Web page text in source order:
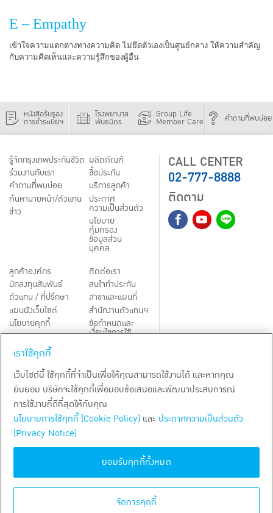
E – Empathy
เข้าใจความแตกต่างทางความคิด ไม่ยึดตัวเองเป็นศูนย์กลาง ให้ความสำคัญ
กับความคิดเห็นและความรู้สึกของผู้อื่น
หนังสือรับรอง
การชำระเบี้ยฯ
โรงพยาบาล
พันธมิตร
Group Life
Member Care คำถามที่พบบ่อย
รู้จักกรุงเทพประกันชีวิต
ร่วมงานกับเรา
คำถามที่พบบ่อย
ค้นหานายหน้า/ตัวแทน
ข่าว
ผลิตภัณฑ์
ชื้อประกัน
บริการลูกค้า
ประกาศ
ความเป็นส่วนตัว
นโยบาย
คุ้มครอง
ข้อมูลส่วน
บุคคล
ลูกค้าองค์กร
นักลงทุนสัมพันธ์
ตัวแทน / ที่ปรึกษา
แผนผังเว็บไซต์
นโยบายคุกกี้
Third-Party Notices
ติดต่อเรา
สนใจทำประกัน
สาขาและแผนที่
สำนักงานตัวแทนฯ
ข้อกำหนดและ
เงื่อนไขการใช้
CALL CENTER
02-777-8888
ติดตาม
TH EN
สงวนลิขสิทธิ์ พ.ศ.2569
เราใช้คุกกี้
เว็บไซต์นี้ ใช้คุกกี้ที่จำเป็นเพื่อให้คุณสามารถใช้งานได้ และหากคุณ
ยินยอม บริษัทจะใช้คุกกี้เพื่อมอบข้อเสนอและพัฒนาประสบการณ์
การใช้งานที่ดีที่สุดให้กับคุณ
นโยบายการใช้คุกกี้ (Cookie Policy) และ ประกาศความเป็นส่วนตัว
(Privacy Notice)
จัดการคุกกี้
ยอมรับคุกกี้ทั้งหมด